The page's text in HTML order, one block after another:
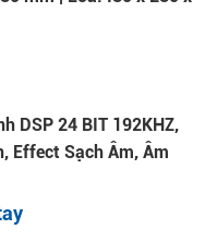
DSP 24 BIT 192KHZ,
Effect Sạch Âm, Âm